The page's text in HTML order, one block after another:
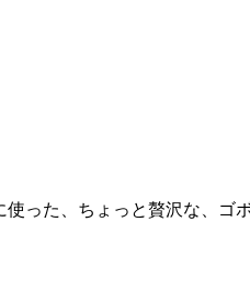
った、ちょっと贅沢な、ゴ